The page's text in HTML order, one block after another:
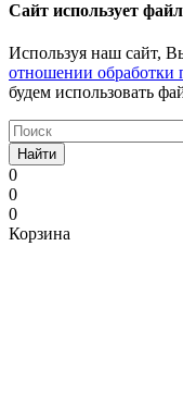
Сайт использует
Используя наш сайт,
отношении обработки
будем использовать
Найти
0
0
0
Корзина